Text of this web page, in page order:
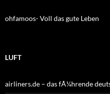
ohfamoos- Voll das gute Leben
LUFT
airliners.de – das fÃ¼hrende